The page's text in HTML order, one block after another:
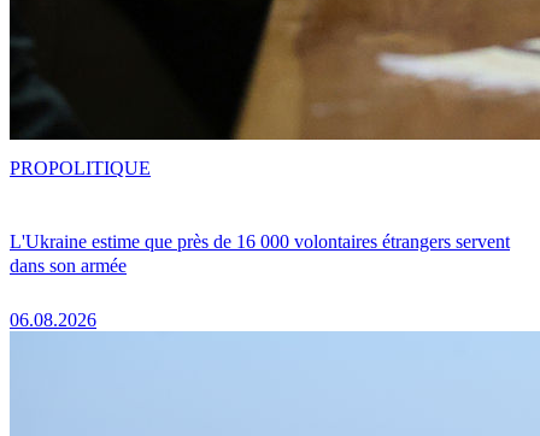
L'Ukraine estime que près de 16 000 volontaires étrangers servent
dans son armée
06.08.2026
PROPOLITIQUE